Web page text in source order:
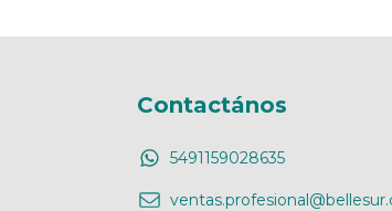
Contactános
5491159028635